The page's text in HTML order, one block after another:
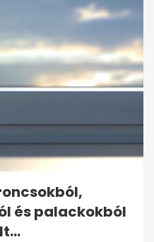
és palackokból